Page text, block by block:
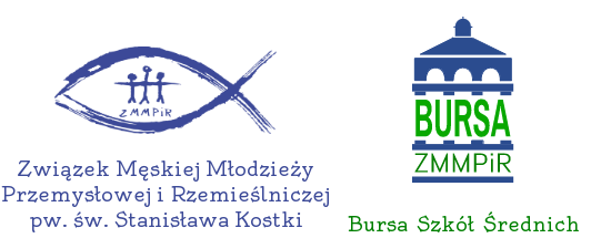
Związek Męskiej Młodzieży
Przemysłowej i Rzemieślniczej
pw. św. Stanisława Kostki
Bursa Szkół Średnich